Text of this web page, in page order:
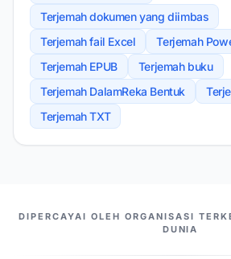
Terjemah dokumen yang diimbas
Terjemah fail Excel
Terjemah
Terjemah EPUB
Terjemah buku
Terjemah DalamReka Bentuk
Terjemah TXT
PASANGAN KAMI
DIPERCAYAI OLEH ORGANISASI
DUNIA